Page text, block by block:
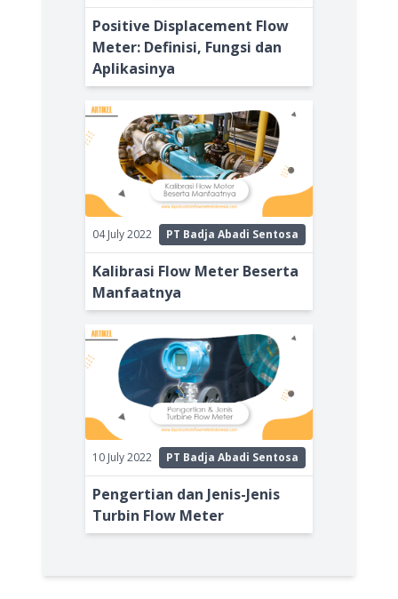
Positive Displacement Flow
Meter: Definisi, Fungsi dan
Aplikasinya
04 July 2022 PT Badja Abadi Sentosa
Kalibrasi Flow Meter Beserta
Manfaatnya
10 July 2022 PT Badja Abadi Sentosa
Pengertian dan Jenis-Jenis
Turbin Flow Meter